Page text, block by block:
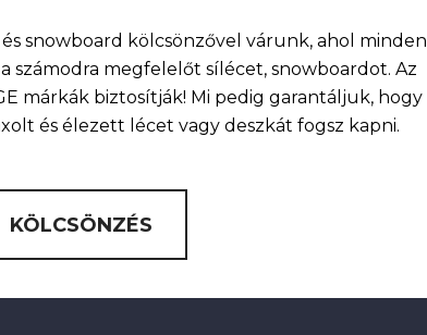
snowboard kölcsönzővel várunk, ahol minden
számodra megfelelőt sílécet, snowboardot. Az
márkák biztosítják! Mi pedig garantáljuk, hogy
és élezett lécet vagy deszkát fogsz kapni.
KÖLCSÖNZÉS